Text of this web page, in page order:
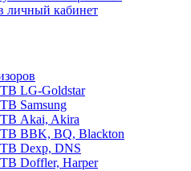
личный кабинет
LG-Goldstar
Samsung
Akai, Akira
BBK, BQ, Blackton
Dexp, DNS
Doffler, Harper